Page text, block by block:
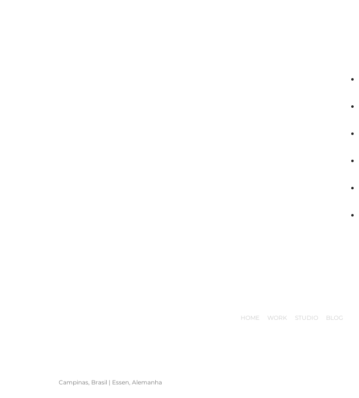
HOME WORK STUDIO BLOG
Campinas, Brasil | Essen, Alemanha